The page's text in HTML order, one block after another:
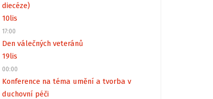
diecéze)
10lis
17:00
Den válečných veteránů
19lis
00:00
Konference na téma umění a tvorba v
duchovní péči